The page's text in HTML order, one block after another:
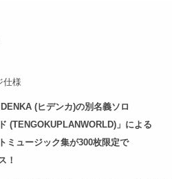
仕様
(ヒデンカ)の別名義ソロ
(TENGOKUPLANWORLD)」による
ミュージック集が300枚限定で
！